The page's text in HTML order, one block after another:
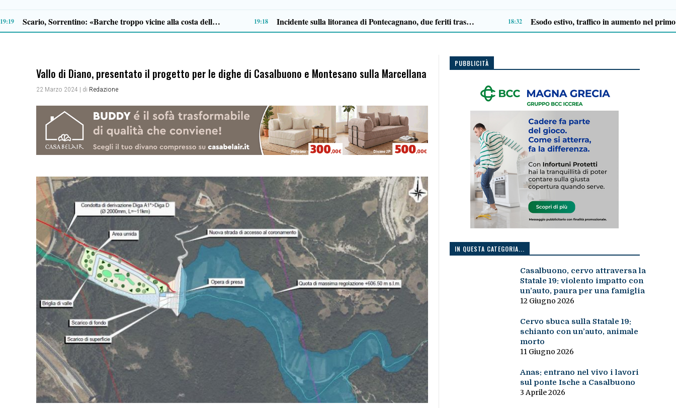
Agropoli, trovato senza vita Paolo Abate: il corpo vicino a un casolare 09:54 Ludopatia in Campania, oltre 1.250 persone in cura: cresce l’allarme per il gioco d’azzardo online 09:54 Cilentana killer, Gianluigi e Luigi: due vite, lo stesso tragico destino 09:52
Vallo di Diano, presentato il progetto per le dighe di Casalbuono e Montesano sulla Marcellana
22 Marzo 2024 | di Redazione
PUBBLICITÀ
IN QUESTA CATEGORIA...
Casalbuono, cervo attraversa la
Statale 19: violento impatto con
un’auto, paura per una famiglia
12 Giugno 2026
Cervo sbuca sulla Statale 19:
schianto con un’auto, animale
morto
11 Giugno 2026
Anas: entrano nel vivo i lavori
sul ponte Ische a Casalbuono
3 Aprile 2026